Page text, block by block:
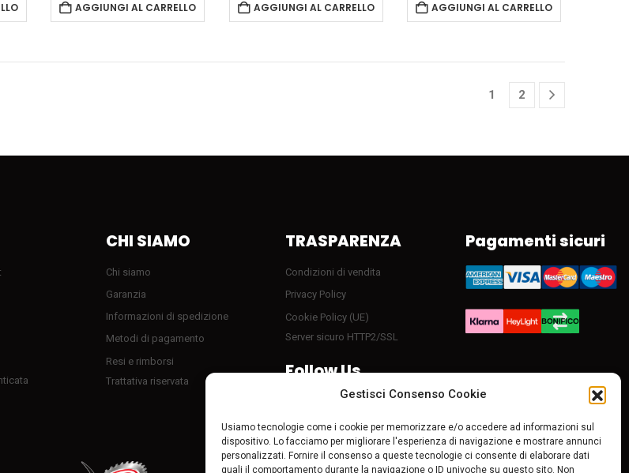
Gestisci Consenso Cookie
Usiamo tecnologie come i cookie per memorizzare e/o accedere ad informazioni sul
dispositivo. Lo facciamo per migliorare l'esperienza di navigazione e mostrare annunci
personalizzati. Fornire il consenso a queste tecnologie ci consente di elaborare dati
quali il comportamento durante la navigazione o ID univoche su questo sito. Non
AGGIUNGI AL CARRELLO AGGIUNGI AL CARRELLO AGGIUNGI AL CARRELLO
1 2
CHI SIAMO
Chi siamo
Garanzia
Informazioni di spedizione
Metodi di pagamento
Resi e rimborsi
Trattativa riservata
TRASPARENZA
Condizioni di vendita
Privacy Policy
Cookie Policy (UE)
Server sicuro HTTP2/SSL
Follow Us
Pagamenti sicuri